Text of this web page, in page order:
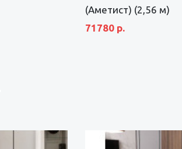
(Аметист) (2,56 м)
71780 р.